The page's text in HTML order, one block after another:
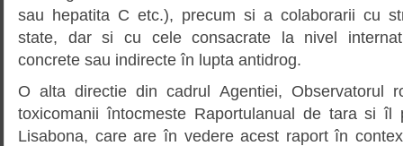
sau hepatita C etc.), precum si a colaborarii cu
state, dar si cu cele consacrate la nivel
concrete sau indirecte în lupta antidrog.
O alta directie din cadrul Agentiei, Observatorul
toxicomanii întocmeste Raportulanual de tara si îl
Lisabona, care are în vedere acest raport în